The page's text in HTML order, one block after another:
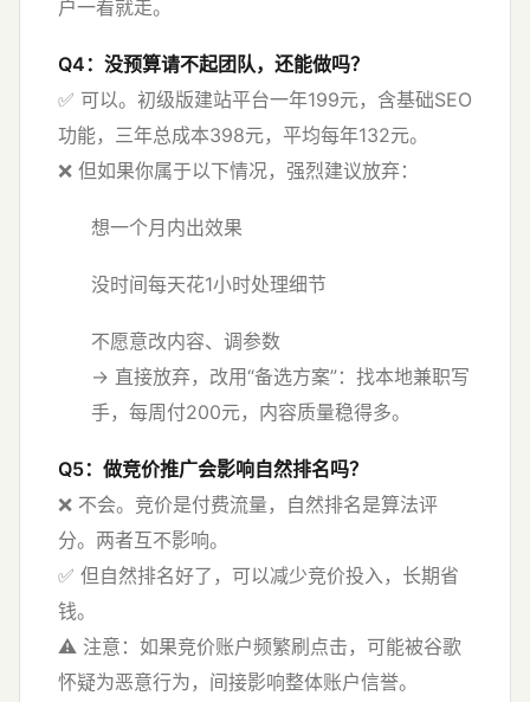
户一看就走。
Q4：没预算请不起团队，还能做吗？
✅ 可以。初级版建站平台一年199元，含基础SEO
功能，三年总成本398元，平均每年132元。
❌ 但如果你属于以下情况，强烈建议放弃：
想一个月内出效果
没时间每天花1小时处理细节
不愿意改内容、调参数
→ 直接放弃，改用“备选方案”：找本地兼职写
手，每周付200元，内容质量稳得多。
Q5：做竞价推广会影响自然排名吗？
❌ 不会。竞价是付费流量，自然排名是算法评
分。两者互不影响。
✅ 但自然排名好了，可以减少竞价投入，长期省
钱。
⚠️ 注意：如果竞价账户频繁刷点击，可能被谷歌
怀疑为恶意行为，间接影响整体账户信誉。